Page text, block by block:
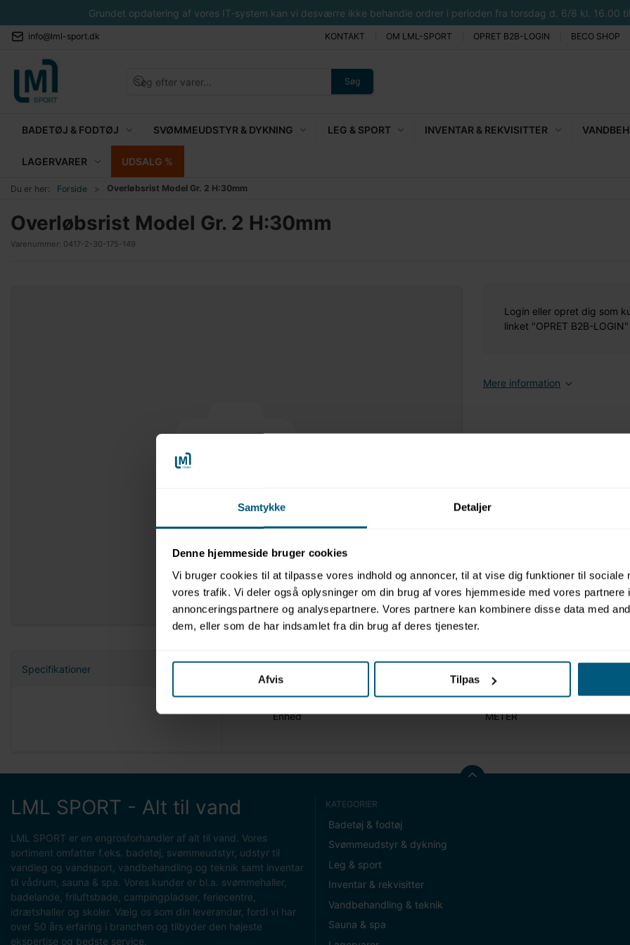
Samtykke Detaljer
Denne hjemmeside bruger cookies
Vi bruger cookies til at tilpasse vores indhold og annoncer, til at vise dig funktioner til sociale
vores trafik. Vi deler også oplysninger om din brug af vores hjemmeside med vores partnere
annonceringspartnere og analysepartnere. Vores partnere kan kombinere disse data med
dem, eller som de har indsamlet fra din brug af deres tjenester.
Afvis Tilpas
Grundet opdatering af vores IT-system kan vi desværre ikke behandle ordrer i perioden fra torsdag d. 6/8 kl. 16.00
info@lml-sport.dk KONTAKT OM LML-SPORT OPRET B2B-LOGIN BECO SHOP
Søg
BADETØJ & FODTØJ SVØMMEUDSTYR & DYKNING LEG & SPORT INVENTAR & REKVISITTER
LAGERVARER UDSALG %
Du er her: Forside Overløbsrist Model Gr. 2 H:30mm
Overløbsrist Model Gr. 2 H:30mm
Varenummer: 0417-2-30-175-149
Login eller opret dig som
linket "OPRET B2B-
Mere information
Specifikationer
Nettovægt (gram)
0,00
Enhed METER
LML SPORT - Alt til vand
LML SPORT er en engrosforhandler af alt til vand. Vores
sortiment omfatter f.eks. badetøj, svømmeudstyr, udstyr til
vandleg og vandsport, vandbehandling og teknik samt inventar
til vådrum, sauna & spa. Vores kunder er bl.a. svømmehaller,
badelande, friluftsbade, campingpladser, feriecentre,
idrætshaller og skoler. Vælg os som din leverandør, fordi vi har
over 50 års erfaring i branchen og tilbyder den højeste
ekspertise og bedste service.
KATEGORIER
Badetøj & fodtøj
Svømmeudstyr & dykning
Leg & sport
Inventar & rekvisitter
Vandbehandling & teknik
Sauna & spa